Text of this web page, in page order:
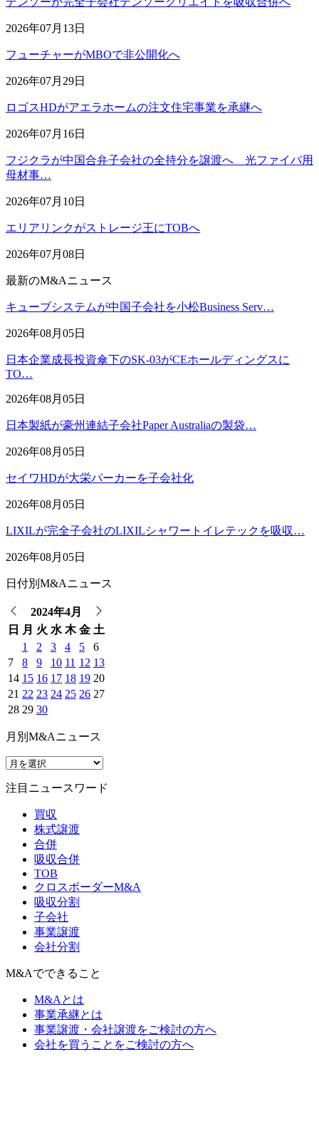
2026年07月13日
フューチャーがMBOで非公開化へ
2026年07月29日
ロゴスHDがアエラホームの注文住宅事業を承継へ
2026年07月16日
フジクラが中国合弁子会社の全持分を譲渡へ 光ファイバ用
母材事…
2026年07月10日
エリアリンクがストレージ王にTOBへ
2026年07月08日
最新のM&Aニュース
キューブシステムが中国子会社を小松Business Serv…
2026年08月05日
日本企業成長投資傘下のSK-03がCEホールディングスに
TO…
2026年08月05日
日本製紙が豪州連結子会社Paper Australiaの製袋…
2026年08月05日
セイワHDが大栄パーカーを子会社化
2026年08月05日
LIXILが完全子会社のLIXILシャワートイレテックを吸収…
2026年08月05日
日付別M&Aニュース
2024年4月
日
月 火 水 木 金 土
1
2 3 4 5
6
7
8 9 10 11 12 13
14 15 16 17 18 19 20
21 22 23 24 25 26 27
28 29 30
月別M&Aニュース
注目ニュースワード
買収
株式譲渡
合併
吸収合併
TOB
クロスボーダーM&A
吸収分割
子会社
事業譲渡
会社分割
M&Aでできること
M&Aとは
事業承継とは
事業譲渡・会社譲渡をご検討の方へ
会社を買うことをご検討の方へ